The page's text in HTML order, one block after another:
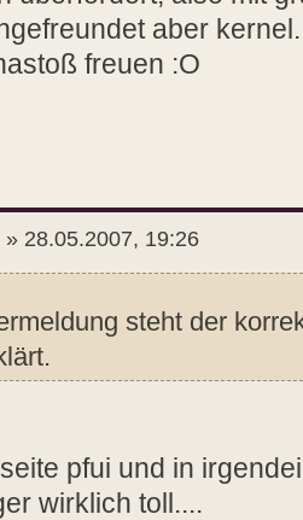
aber
freuen :O
» 28.05.2007, 19:26
steht der
pfui und in
wirklich toll....